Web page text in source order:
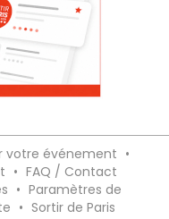
votre événement •
• FAQ / Contact
• Paramètres de
• Sortir de Paris